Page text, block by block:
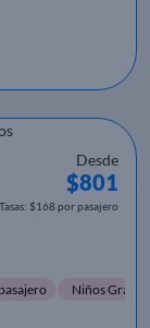
Desde
$801
Tasas: $168 por pasajero
Niños Gratis